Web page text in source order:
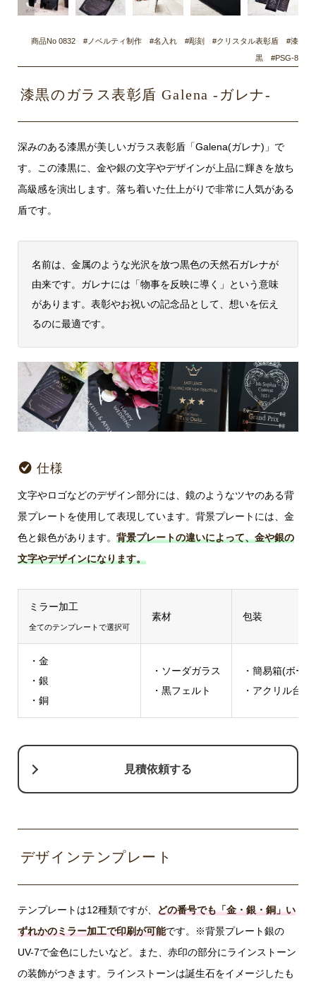
商品No 0832 #ノベルティ制作 #名入れ #彫刻 #クリスタル表彰盾 #漆
黒 #PSG-8
漆黒のガラス表彰盾 Galena -ガレナ-
深みのある漆黒が美しいガラス表彰盾「Galena(ガレナ)」で
す。この漆黒に、金や銀の文字やデザインが上品に輝きを放ち
高級感を演出します。落ち着いた仕上がりで非常に人気がある
盾です。
名前は、金属のような光沢を放つ黒色の天然石ガレナが
由来です。ガレナには「物事を反映に導く」という意味
があります。表彰やお祝いの記念品として、想いを伝え
るのに最適です。
仕様
文字やロゴなどのデザイン部分には、鏡のようなツヤのある背
景プレートを使用して表現しています。背景プレートには、金
色と銀色があります。 背景プレートの違いによって、金や銀の
文字やデザインになります。
ミラー加工
全てのテンプレートで選択可
素材 包装
・金
・銀
・銅
・ソーダガラス
・黒フェルト
・簡易箱(ボー
・アクリル台座
見積依頼する
デザインテンプレート
テンプレートは12種類ですが、
どの番号でも「金・銀・銅」い
ずれかのミラー加工で印刷が可能です。※背景プレート銀の
UV-7で金色にしたいなど。また、赤印の部分にラインストーン
の装飾がつきます。ラインストーンは誕生石をイメージしたも